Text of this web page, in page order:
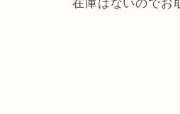
在庫はないのでお